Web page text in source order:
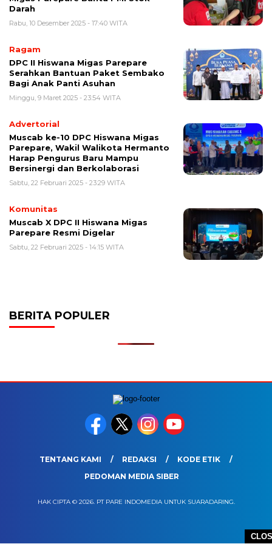
Darah
Rabu, 10 Desember 2025 - 17:40 WITA
Ragam
DPC II Hiswana Migas Parepare
Serahkan Bantuan Paket Sembako
Bagi Anak Panti Asuhan
Minggu, 9 Maret 2025 - 23:54 WITA
Advertorial
Muscab ke-10 DPC Hiswana Migas
Parepare, Wakil Walikota Hermanto
Harap Pengurus Baru Mampu
Bersinergi dan Berkolaborasi
Sabtu, 22 Februari 2025 - 23:29 WITA
Komunitas
Muscab X DPC II Hiswana Migas
Parepare Resmi Digelar
Sabtu, 22 Februari 2025 - 14:15 WITA
BERITA POPULER
TENTANG KAMI REDAKSI
KODE ETIK
PEDOMAN MEDIA SIBER
HAK CIPTA © 2026. PT PARE INDOMEDIA UNTUK SUARADARING.